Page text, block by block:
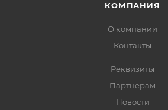
КОМПАНИЯ
О компании
Контакты
Реквизиты
Партнерам
Новости